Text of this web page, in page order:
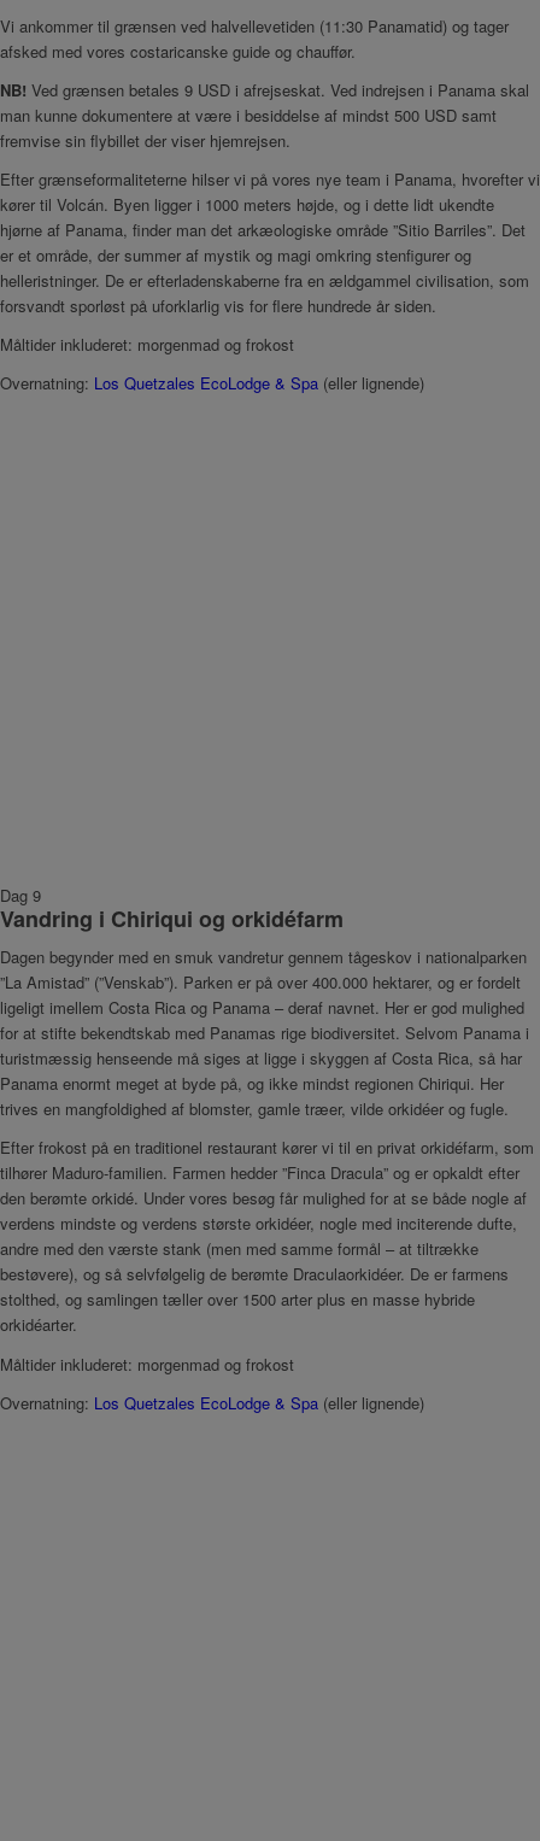
Vi ankommer til grænsen ved halvellevetiden (11:30 Panamatid) og tager
afsked med vores costaricanske guide og chauffør.
NB! Ved grænsen betales 9 USD i afrejseskat. Ved indrejsen i Panama skal
man kunne dokumentere at være i besiddelse af mindst 500 USD samt
fremvise sin flybillet der viser hjemrejsen.
Efter grænseformaliteterne hilser vi på vores nye team i Panama, hvorefter vi
kører til Volcán. Byen ligger i 1000 meters højde, og i dette lidt ukendte
hjørne af Panama, finder man det arkæologiske område ”Sitio Barriles”. Det
er et område, der summer af mystik og magi omkring stenfigurer og
helleristninger. De er efterladenskaberne fra en ældgammel civilisation, som
forsvandt sporløst på uforklarlig vis for flere hundrede år siden.
Måltider inkluderet: morgenmad og frokost
Overnatning: Los Quetzales EcoLodge & Spa (eller lignende)
Dag 9
Vandring i Chiriqui og orkidéfarm
Dagen begynder med en smuk vandretur gennem tågeskov i nationalparken
”La Amistad” (”Venskab”). Parken er på over 400.000 hektarer, og er fordelt
ligeligt imellem Costa Rica og Panama – deraf navnet. Her er god mulighed
for at stifte bekendtskab med Panamas rige biodiversitet. Selvom Panama i
turistmæssig henseende må siges at ligge i skyggen af Costa Rica, så har
Panama enormt meget at byde på, og ikke mindst regionen Chiriqui. Her
trives en mangfoldighed af blomster, gamle træer, vilde orkidéer og fugle.
Efter frokost på en traditionel restaurant kører vi til en privat orkidéfarm, som
tilhører Maduro-familien. Farmen hedder ”Finca Dracula” og er opkaldt efter
den berømte orkidé. Under vores besøg får mulighed for at se både nogle af
verdens mindste og verdens største orkidéer, nogle med inciterende dufte,
andre med den værste stank (men med samme formål – at tiltrække
bestøvere), og så selvfølgelig de berømte Draculaorkidéer. De er farmens
stolthed, og samlingen tæller over 1500 arter plus en masse hybride
orkidéarter.
Måltider inkluderet: morgenmad og frokost
Overnatning: Los Quetzales EcoLodge & Spa (eller lignende)